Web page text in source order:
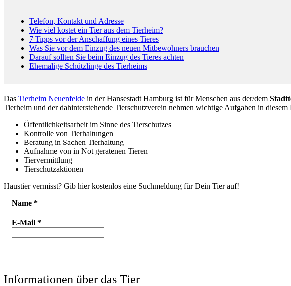
Telefon, Kontakt und Adresse
Wie viel kostet ein Tier aus dem Tierheim?
7 Tipps vor der Anschaffung eines Tieres
Was Sie vor dem Einzug des neuen Mitbewohners brauchen
Darauf sollten Sie beim Einzug des Tieres achten
Ehemalige Schützlinge des Tierheims
Das Tierheim Neuenfelde in der Hansestadt Hamburg ist für Menschen aus der/dem
Tierheim und der dahinterstehende Tierschutzverein nehmen wichtige Aufgaben in
Öffentlichkeitsarbeit im Sinne des Tierschutzes
Kontrolle von Tierhaltungen
Beratung in Sachen Tierhaltung
Aufnahme von in Not geratenen Tieren
Tiervermittlung
Tierschutzaktionen
Haustier vermisst? Gib hier kostenlos eine Suchmeldung für Dein Tier auf!
Name *
E-Mail *
Informationen über das Tier